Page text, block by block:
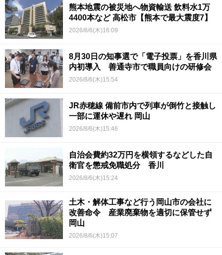
熊本地震の被災地へ物資輸送 飲料水1万
4400本など 高松市【熊本で最大震度7】
2026/8/6(木)16:09
8月30日の知事選で「電子投票」を香川県
内初導入 善通寺市で職員向けの研修会
2026/8/6(木)15:54
JR赤穂線 備前市内で列車が倒竹と接触し
一部に運休や遅れ 岡山
2026/8/6(木)15:46
自治会費約32万円を横領するなどした自
衛官を懲戒免職処分 香川
2026/8/6(木)15:24
土木・解体工事など行う岡山市の会社に
改善命令 産業廃棄物を適切に保管せず
岡山
2026/8/6(木)15:07